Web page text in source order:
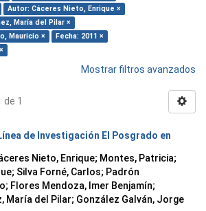
Autor: Cáceres Nieto, Enrique ×
María del Pilar ×
Mauricio ×
Fecha: 2011 ×
Mostrar filtros avanzados
1
de Investigación El Posgrado en
Nieto, Enrique; Montes, Patricia;
; Silva Forné, Carlos; Padrón
; Flores Mendoza, Imer Benjamín;
María del Pilar; González Galván, Jorge